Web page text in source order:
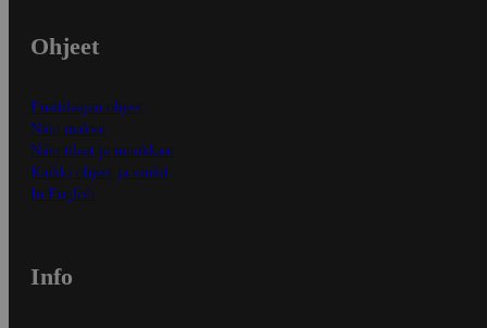
Ohjeet
Ensitilaajan ohjeet
Näin maksat
Näin tilaat ja muokkaat
Kaikki ohjeet ja vinkit
In English
Info